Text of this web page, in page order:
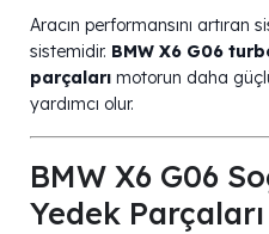
Aracın performansını artıran
sistemidir. BMW X6 G06 turbo ve emme sistemi
parçaları motorun daha
yardımcı olur.
BMW X6 G06 Soğutma Sistemi
Yedek Parçaları